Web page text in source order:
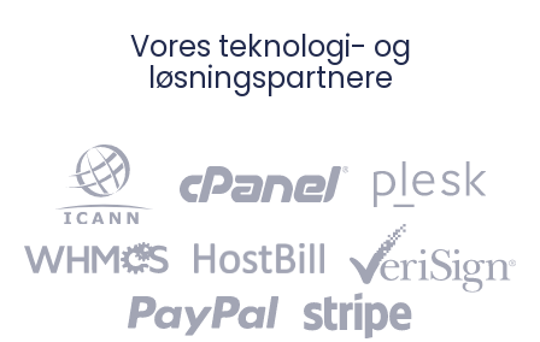
Vores teknologi- og
løsningspartnere